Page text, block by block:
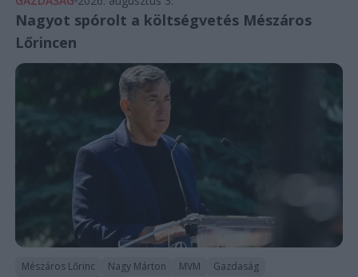
Nagyot spórolt a költségvetés Mészáros
Lőrincen
Mészáros Lőrinc Nagy Márton MVM
Gazdaság